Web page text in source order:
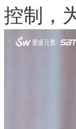
控制，